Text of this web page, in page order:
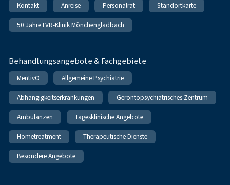
Kontakt Anreise Personalrat Standortkarte
50 Jahre LVR-Klinik Mönchengladbach
Behandlungsangebote & Fachgebiete
MentivO Allgemeine Psychiatrie
Abhängigkeitserkrankungen Gerontopsychiatrisches Zentrum
Ambulanzen Tagesklinische Angebote
Hometreatment Therapeutische Dienste
Besondere Angebote